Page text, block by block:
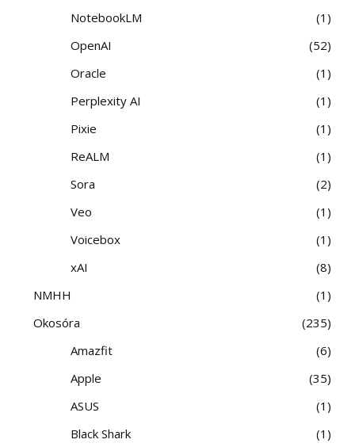
NotebookLM
1
OpenAI
52
Oracle
1
Perplexity AI
1
Pixie
1
ReALM
1
Sora
2
Veo
1
Voicebox
1
xAI
8
NMHH
1
Okosóra
235
Amazfit
6
Apple
35
ASUS
1
Black Shark
1